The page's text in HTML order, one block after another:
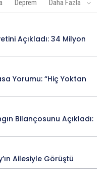
Deprem Daha Fazla
Açıkladı: 34 Milyon
Yorumu: “Hiç Yoktan
Bilançosunu Açıkladı:
Ailesiyle Görüştü